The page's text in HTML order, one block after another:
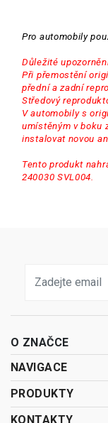
Pro automobily
Důležité
Při přemostění
přední a zadní
Středový
V automobily s
umístěným v boku
instalovat novou
Tento produkt
240030 SVL004.
O ZNAČCE
NAVIGACE
PRODUKTY
KONTAKTY